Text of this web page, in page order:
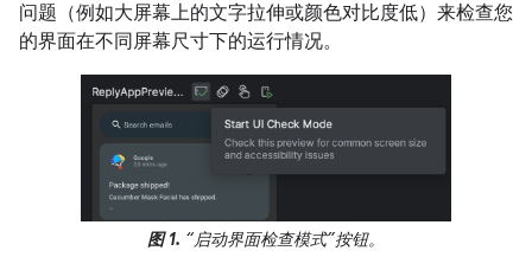
问题（例如大屏幕上的文字拉伸或颜色对比度低）来检查您
的界面在不同屏幕尺寸下的运行情况。
图 1. “启动界面检查模式”按钮。